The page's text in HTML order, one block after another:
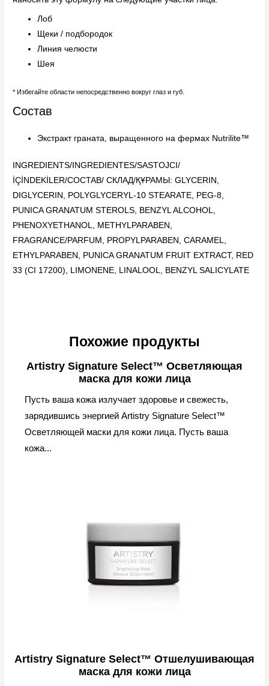
Лоб
Щеки / подбородок
Линия челюсти
Шея
* Избегайте области непосредственно вокруг глаз и губ.
Состав
Экстракт граната, выращенного на фермах Nutrilite™
INGREDIENTS/INGREDIENTES/SASTOJCI/
İÇİNDEKİLER/COCTAB/ СКЛАД/ҚҰРАМЫ: GLYCERIN,
DIGLYCERIN, POLYGLYCERYL-10 STEARATE, PEG-8,
PUNICA GRANATUM STEROLS, BENZYL ALCOHOL,
PHENOXYETHANOL, METHYLPARABEN,
FRAGRANCE/PARFUM, PROPYLPARABEN, CARAMEL,
ETHYLPARABEN, PUNICA GRANATUM FRUIT EXTRACT, RED
33 (CI 17200), LIMONENE, LINALOOL, BENZYL SALICYLATE
Похожие продукты
Artistry Signature Select™ Осветляющая
маска для кожи лица
Пусть ваша кожа излучает здоровье и свежесть,
зарядившись энергией Artistry Signature Select™
Осветляющей маски для кожи лица. Пусть ваша
кожа...
Artistry Signature Select™ Отшелушивающая
маска для кожи лица